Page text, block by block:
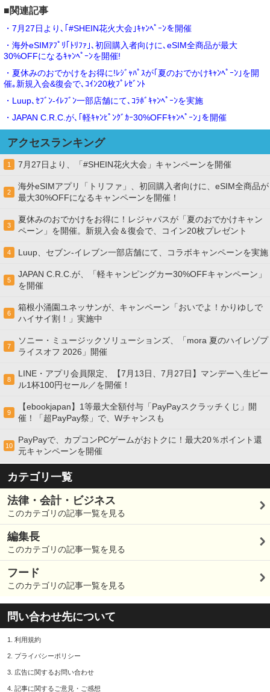
■関連記事
・7月27日より､｢#SHEIN花火大会｣ｷｬﾝﾍﾟｰﾝを開催
・海外eSIMｱﾌﾟﾘ｢ﾄﾘﾌｧ｣､初回購入者向けに､eSIM全商品が最大
30%OFFになるｷｬﾝﾍﾟｰﾝを開催!
・夏休みのおでかけをお得に!ﾚｼﾞｬﾊﾟｽが｢夏のおでかけｷｬﾝﾍﾟｰﾝ｣を開
催｡新規入会&復会で､ｺｲﾝ20枚ﾌﾟﾚｾﾞﾝﾄ
・Luup､ｾﾌﾞﾝ‐ｲﾚﾌﾞﾝ一部店舗にて､ｺﾗﾎﾞｷｬﾝﾍﾟｰﾝを実施
・JAPAN C.R.C.が､｢軽ｷｬﾝﾋﾟﾝｸﾞｶｰ30%OFFｷｬﾝﾍﾟｰﾝ｣を開催
アクセスランキング
1 7月27日より、「#SHEIN花火大会」キャンペーンを開催
2
海外eSIMアプリ「トリファ」、初回購入者向けに、eSIM全商品が
最大30%OFFになるキャンペーンを開催！
3
夏休みのおでかけをお得に！レジャパスが「夏のおでかけキャン
ペーン」を開催。新規入会＆復会で、コイン20枚プレゼント
4 Luup、セブン‐イレブン一部店舗にて、コラボキャンペーンを実施
5
JAPAN C.R.C.が、「軽キャンピングカー30%OFFキャンペーン」
を開催
6
箱根小涌園ユネッサンが、キャンペーン「おいでよ！かりゆしで
ハイサイ割！」実施中
7
ソニー・ミュージックソリューションズ、「mora 夏のハイレゾプ
ライスオフ 2026」開催
8
LINE・アプリ会員限定、【7月13日、7月27日】マンデー＼生ビー
ル1杯100円セール／を開催！
9
【ebookjapan】1等最大全額付与「PayPayスクラッチくじ」開
催！「超PayPay祭」で、Wチャンスも
10
PayPayで、カプコンPCゲームがおトクに！最大20％ポイント還
元キャンペーンを開催
カテゴリ一覧
法律・会計・ビジネス
このカテゴリの記事一覧を見る
編集長
このカテゴリの記事一覧を見る
フード
このカテゴリの記事一覧を見る
問い合わせ先について
1. 利用規約
2. プライバシーポリシー
3. 広告に関するお問い合わせ
4. 記事に関するご意見・ご感想